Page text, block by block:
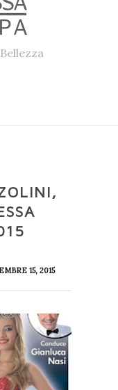
15, 2015